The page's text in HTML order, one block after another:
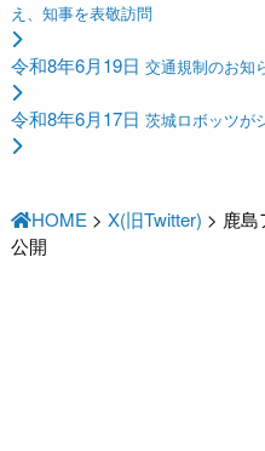
え、知事を表敬訪問
令和8年6月19日 交通規制のお知
令和8年6月17日 茨城ロボッツが
HOME >X(旧Twitter) > 鹿島
公開